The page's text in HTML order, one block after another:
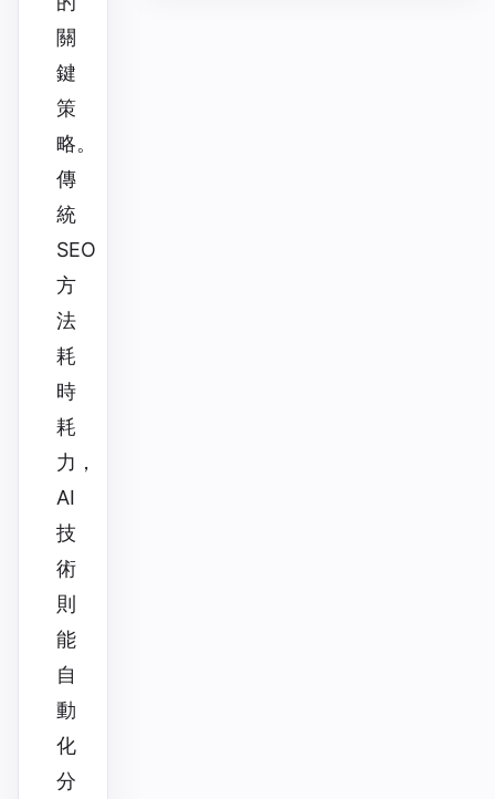
關
鍵
策
略。
傳
統
SEO
方
法
耗
時
耗
力，
AI
技
術
則
能
自
動
化
分